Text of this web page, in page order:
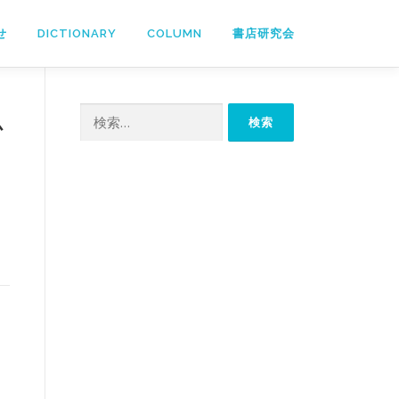
DICTIONARY COLUMN 書店研究会